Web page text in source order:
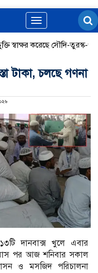
Toggle
navigation
করেছে সৌদি-তুরস্ক-পাকিস্তান
টাকা, চলছে গণনা
দানবাক্স খুলে এবার
পর আজ শনিবার সকাল
ও মসজিদ পরিচালনা